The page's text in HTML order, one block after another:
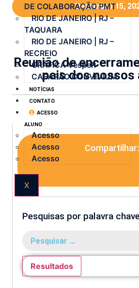
DE COLABORAÇÃO PMT
RIO DE JANEIRO | RJ –
TAQUARA
RIO DE JANEIRO | RJ –
RECREIO
GRÁFICA VespeR
CASARÃO CONVIVIUM
NOTÍCIAS
CONTATO
ACESSO
ALUNO
Acesso
Acesso
Acesso
X
Dezembro 15,
Reunião de
pais dos nossos
Compartilhar:
Pesquisas por palavra
Resultados